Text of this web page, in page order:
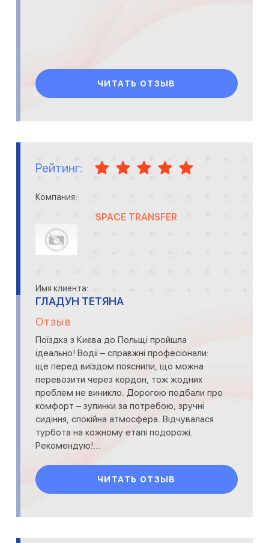
ЧИТАТЬ ОТЗЫВ
Рейтинг:
Компания:
SPACE TRANSFER
Имя клиента:
ГЛАДУН ТЕТЯНА
Отзыв
Поїздка з Києва до Польщі пройшла
ідеально! Водії – справжні професіонали:
ще перед виїздом пояснили, що можна
перевозити через кордон, тож жодних
проблем не виникло. Дорогою подбали про
комфорт – зупинки за потребою, зручні
сидіння, спокійна атмосфера. Відчувалася
турбота на кожному етапі подорожі.
Рекомендую!...
ЧИТАТЬ ОТЗЫВ